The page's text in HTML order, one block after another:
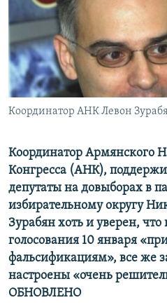
Հայերեն
English
Русский
Все сайты Радио Азатутюн
Координатор АНК Левон
Координатор Армянского
Конгресса (АНК),
депутаты на довыборах в
избирательному округу
Зурабян хоть и уверен, что
голосования 10 января
фальсификациям», все же
настроены «очень
ОБНОВЛЕНО